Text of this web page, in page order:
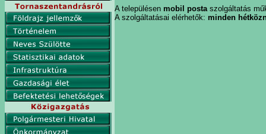
A településen mobil postaszolgáltatás
A szolgáltatásai elérhetők: minden